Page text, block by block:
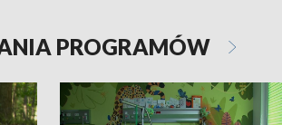
PROGRAMÓW